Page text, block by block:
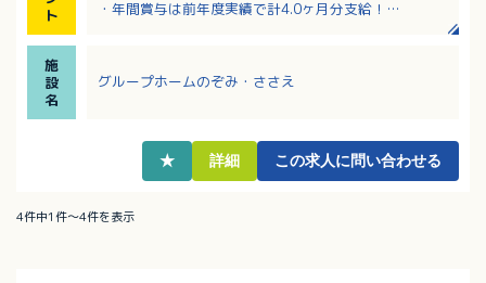
ト
・年間賞与は前年度実績で計4.0ヶ月分支給！
・該当者には家族・住宅・資格・役職手当あり
施
設
名
グループホームのぞみ・ささえ
★ 詳細 この求人に問い合わせる
4件中1件～4件を表示